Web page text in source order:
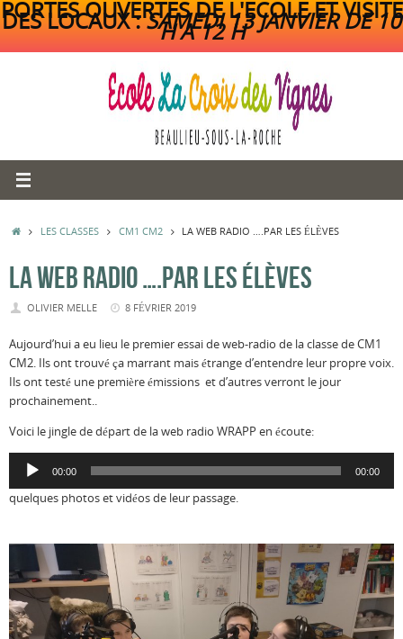
PORTES OUVERTES DE L'ECOLE ET VISITE
DES LOCAUX :SAMEDI 13 JANVIER DE 10
H A 12 H
ACCUEIL
LES CLASSES CM1 CM2 LA WEB RADIO ….PAR LES ÉLÈVES
LA WEB RADIO ….PAR LES ÉLÈVES
OLIVIER MELLE 8 FÉVRIER 2019
Aujourd’hui a eu lieu le premier essai de web-radio de la classe de CM1
CM2. Ils ont trouvé ça marrant mais étrange d’entendre leur propre voix.
Ils ont testé une première émissions et d’autres verront le jour
prochainement..
Voici le jingle de départ de la web radio WRAPP en écoute:
Lecteur
audio
00:00 00:00
quelques photos et vidéos de leur passage.